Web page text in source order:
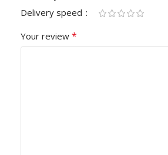
Delivery speed
Your review *